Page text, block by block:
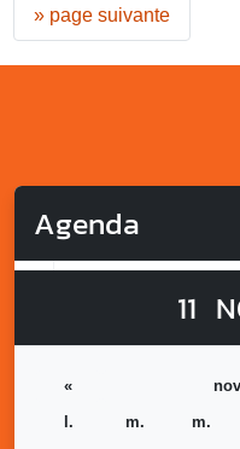
» page suivante
Agenda
11
«
l.
m. m.